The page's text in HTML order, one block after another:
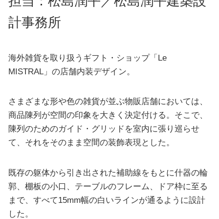
計事務所
海外雑貨を取り扱うギフト・ショップ「Le
MISTRAL」の店舗内装デザイン。
さまざまな形や色の雑貨が並ぶ物販店舗においては、
商品陳列が空間の印象を大きく決定付ける。そこで、
陳列のためのガイド・グリッドを室内に張り巡らせ
て、それをそのまま空間の装飾表現とした。
既存の躯体から引き出された補助線をもとに什器の輪
郭、棚板の小口、テーブルのフレーム、ドア枠に至る
まで、すべて15mm幅の白いラインが通るように設計
した。